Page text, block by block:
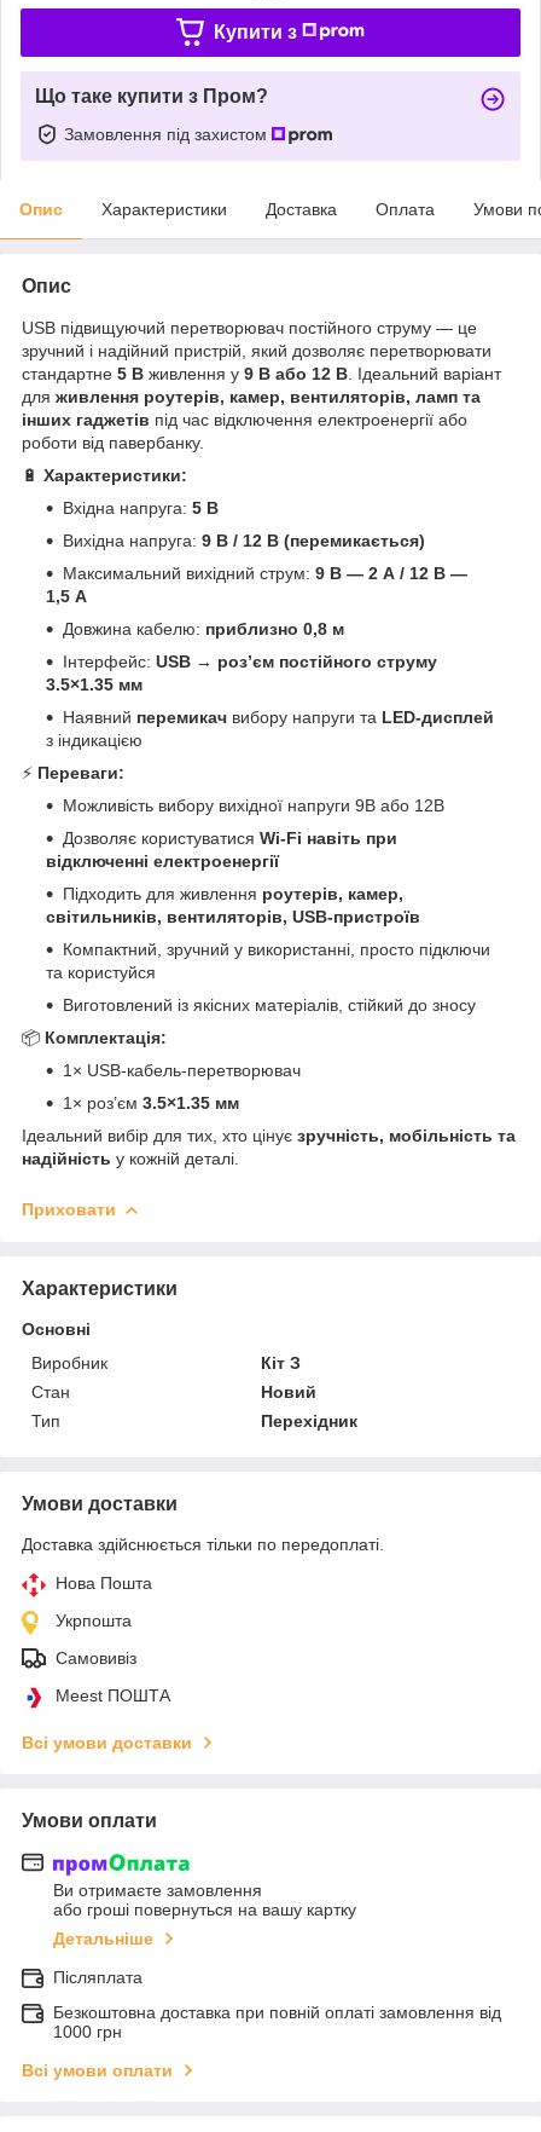
Купити з
Що таке купити з Пром?
Замовлення під захистом
Опис Характеристики Доставка Оплата Умови
Опис
USB підвищуючий перетворювач постійного струму — це
зручний і надійний пристрій, який дозволяє перетворювати
стандартне 5 В живлення у 9 В або 12 В . Ідеальний варіант
для живлення роутерів, камер, вентиляторів, ламп та
інших гаджетів під час відключення електроенергії або
роботи від павербанку.
🔋 Характеристики:
Вхідна напруга: 5 В
Вихідна напруга: 9 В / 12 В (перемикається)
Максимальний вихідний струм: 9 В — 2 А / 12 В —
1,5 А
Довжина кабелю: приблизно 0,8 м
Інтерфейс: USB → роз’єм постійного струму
3.5×1.35 мм
Наявний перемикач вибору напруги та LED-дисплей
з індикацією
⚡ Переваги:
Можливість вибору вихідної напруги 9В або 12В
Дозволяє користуватися Wi-Fi навіть при
відключенні електроенергії
Підходить для живлення роутерів, камер,
світильників, вентиляторів, USB-пристроїв
Компактний, зручний у використанні, просто підключи
та користуйся
Виготовлений із якісних матеріалів, стійкий до зносу
📦 Комплектація:
1× USB-кабель-перетворювач
1× роз’єм 3.5×1.35 мм
Ідеальний вибір для тих, хто цінує зручність, мобільність та
надійність у кожній деталі.
Приховати
Характеристики
Основні
Виробник
Кіт З
Стан
Новий
Тип
Перехідник
Умови доставки
Доставка здійснюється тільки по передоплаті.
Нова Пошта
Укрпошта
Самовивіз
Meest ПОШТА
Всі умови доставки
Умови оплати
Ви отримаєте замовлення
або гроші повернуться на вашу картку
Детальніше
Післяплата
Безкоштовна доставка при повній оплаті замовлення від
1000 грн
Всі умови оплати